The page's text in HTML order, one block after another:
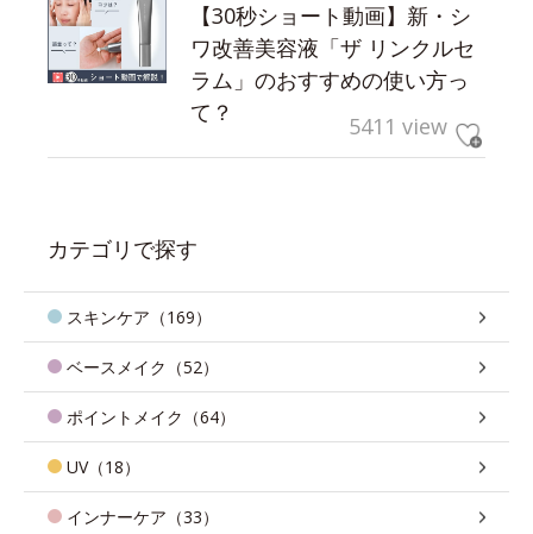
【30秒ショート動画】新・シ
ワ改善美容液「ザ リンクルセ
ラム」のおすすめの使い方っ
て？
5411 view
カテゴリで探す
スキンケア（169）
ベースメイク（52）
ポイントメイク（64）
UV（18）
インナーケア（33）